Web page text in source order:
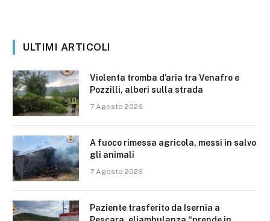
ULTIMI ARTICOLI
Violenta tromba d’aria tra Venafro e
Pozzilli, alberi sulla strada
7 Agosto 2026
A fuoco rimessa agricola, messi in salvo
gli animali
7 Agosto 2026
Paziente trasferito da Isernia a